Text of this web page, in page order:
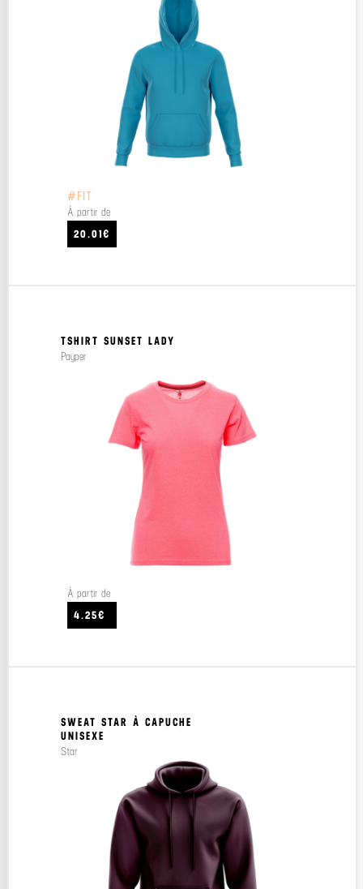
#FIT
À partir de
20.01€
TSHIRT SUNSET LADY
Payper
À partir de
4.25€
SWEAT STAR À CAPUCHE
UNISEXE
Star